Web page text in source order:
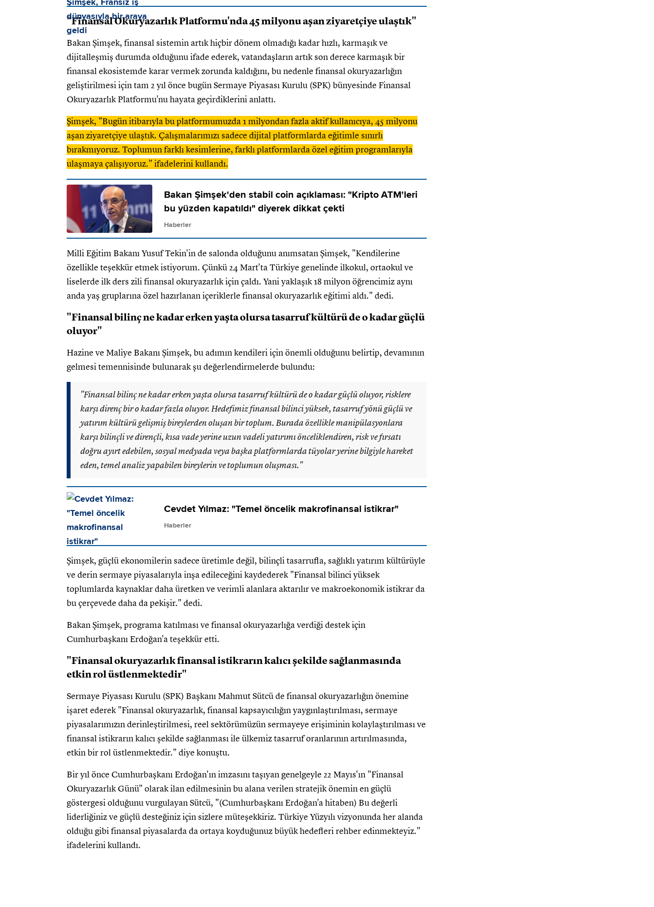
"Finansal Okuryazarlık Platformu'nda 45 milyonu aşan ziyaretçiye ulaştık"
Bakan Şimşek, finansal sistemin artık hiçbir dönem olmadığı kadar hızlı, karmaşık ve
dijitalleşmiş durumda olduğunu ifade ederek, vatandaşların artık son derece karmaşık bir
finansal ekosistemde karar vermek zorunda kaldığını, bu nedenle finansal okuryazarlığın
geliştirilmesi için tam 2 yıl önce bugün Sermaye Piyasası Kurulu (SPK) bünyesinde Finansal
Okuryazarlık Platformu'nu hayata geçirdiklerini anlattı.
Şimşek, "Bugün itibarıyla bu platformumuzda 1 milyondan fazla aktif kullanıcıya, 45 milyonu
aşan ziyaretçiye ulaştık. Çalışmalarımızı sadece dijital platformlarda eğitimle sınırlı
bırakmıyoruz. Toplumun farklı kesimlerine, farklı platformlarda özel eğitim programlarıyla
ulaşmaya çalışıyoruz." ifadelerini kullandı.
Bakan Şimşek'den stabil coin açıklaması: "Kripto ATM'leri
bu yüzden kapatıldı" diyerek dikkat çekti
Haberler
Milli Eğitim Bakanı Yusuf Tekin'in de salonda olduğunu anımsatan Şimşek, "Kendilerine
özellikle teşekkür etmek istiyorum. Çünkü 24 Mart'ta Türkiye genelinde ilkokul, ortaokul ve
liselerde ilk ders zili finansal okuryazarlık için çaldı. Yani yaklaşık 18 milyon öğrencimiz aynı
anda yaş gruplarına özel hazırlanan içeriklerle finansal okuryazarlık eğitimi aldı." dedi.
"Finansal bilinç ne kadar erken yaşta olursa tasarruf kültürü de o kadar güçlü
oluyor"
Hazine ve Maliye Bakanı Şimşek, bu adımın kendileri için önemli olduğunu belirtip, devamının
gelmesi temennisinde bulunarak şu değerlendirmelerde bulundu:
"Finansal bilinç ne kadar erken yaşta olursa tasarruf kültürü de o kadar güçlü oluyor, risklere
karşı direnç bir o kadar fazla oluyor. Hedefimiz finansal bilinci yüksek, tasarruf yönü güçlü ve
yatırım kültürü gelişmiş bireylerden oluşan bir toplum. Burada özellikle manipülasyonlara
karşı bilinçli ve dirençli, kısa vade yerine uzun vadeli yatırımı önceliklendiren, risk ve fırsatı
doğru ayırt edebilen, sosyal medyada veya başka platformlarda tüyolar yerine bilgiyle hareket
eden, temel analiz yapabilen bireylerin ve toplumun oluşması."
Cevdet Yılmaz: "Temel öncelik makrofinansal istikrar"
Haberler
Şimşek, güçlü ekonomilerin sadece üretimle değil, bilinçli tasarrufla, sağlıklı yatırım kültürüyle
ve derin sermaye piyasalarıyla inşa edileceğini kaydederek "Finansal bilinci yüksek
toplumlarda kaynaklar daha üretken ve verimli alanlara aktarılır ve makroekonomik istikrar da
bu çerçevede daha da pekişir." dedi.
Bakan Şimşek, programa katılması ve finansal okuryazarlığa verdiği destek için
Cumhurbaşkanı Erdoğan'a teşekkür etti.
"Finansal okuryazarlık finansal istikrarın kalıcı şekilde sağlanmasında
etkin rol üstlenmektedir"
Sermaye Piyasası Kurulu (SPK) Başkanı Mahmut Sütcü de finansal okuryazarlığın önemine
işaret ederek "Finansal okuryazarlık, finansal kapsayıcılığın yaygınlaştırılması, sermaye
piyasalarımızın derinleştirilmesi, reel sektörümüzün sermayeye erişiminin kolaylaştırılması ve
finansal istikrarın kalıcı şekilde sağlanması ile ülkemiz tasarruf oranlarının artırılmasında,
etkin bir rol üstlenmektedir." diye konuştu.
Bir yıl önce Cumhurbaşkanı Erdoğan'ın imzasını taşıyan genelgeyle 22 Mayıs'ın "Finansal
Okuryazarlık Günü" olarak ilan edilmesinin bu alana verilen stratejik önemin en güçlü
göstergesi olduğunu vurgulayan Sütcü, "(Cumhurbaşkanı Erdoğan'a hitaben) Bu değerli
liderliğiniz ve güçlü desteğiniz için sizlere müteşekkiriz. Türkiye Yüzyılı vizyonunda her alanda
olduğu gibi finansal piyasalarda da ortaya koyduğunuz büyük hedefleri rehber edinmekteyiz."
ifadelerini kullandı.